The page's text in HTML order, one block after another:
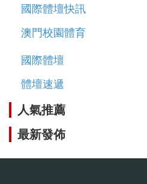
國際體壇快訊
澳門校園體育
國際體壇
體壇速遞
人氣推薦
最新發佈